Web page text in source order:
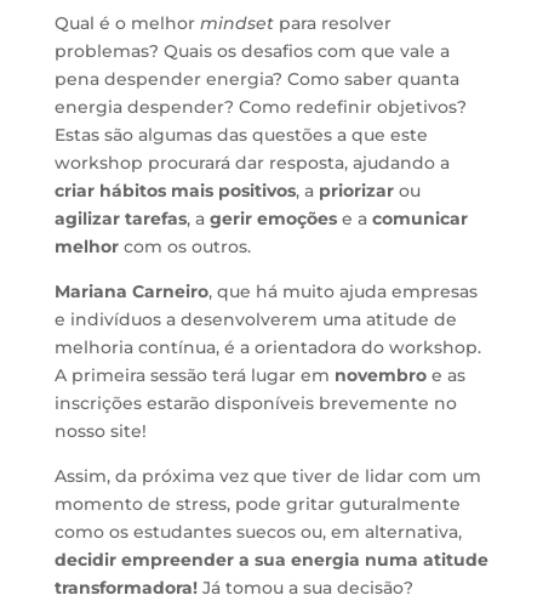
Qual é o melhor mindsetpara resolver
problemas? Quais os desafios com que vale a
pena despender energia? Como saber quanta
energia despender? Como redefinir objetivos?
Estas são algumas das questões a que este
workshop procurará dar resposta, ajudando a
criar hábitos mais positivos, a priorizarou
agilizar tarefas, a gerir emoçõese a comunicar
melhorcom os outros.
Mariana Carneiro, que há muito ajuda empresas
e indivíduos a desenvolverem uma atitude de
melhoria contínua, é a orientadora do workshop.
A primeira sessão terá lugar em novembroe as
inscrições estarão disponíveis brevemente no
nosso site!
Assim, da próxima vez que tiver de lidar com um
momento de stress, pode gritar guturalmente
como os estudantes suecos ou, em alternativa,
decidir empreender a sua energia numa atitude
transformadora! Já tomou a sua decisão?